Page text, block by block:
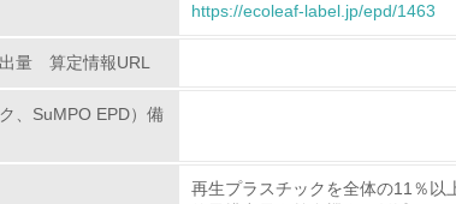
購入している製品・サービスの量と種類を把握し、具体的
環境負荷ができるだけ小さい包装・梱包を行っている
https://ecoleaf-label.jp/epd/1463
量 算定情報URL
、SuMPO EPD）備
再生プラスチックを全体の11％以